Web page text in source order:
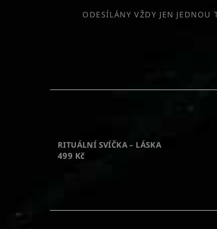
ODESÍLÁNY VŽDY JEN
RITUÁLNÍ SVÍČKA – LÁSKA
499 Kč